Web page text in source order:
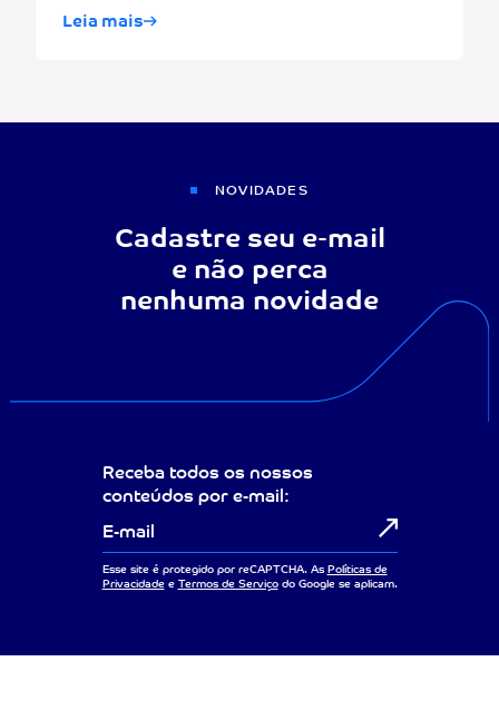
Leia mais
NOVIDADES
Cadastre seu e-mail
e não perca
nenhuma novidade
Receba todos os nossos
conteúdos por e-mail:
Esse site é protegido por reCAPTCHA. As Políticas de
Privacidadee Termos de Serviçodo Google se aplicam.